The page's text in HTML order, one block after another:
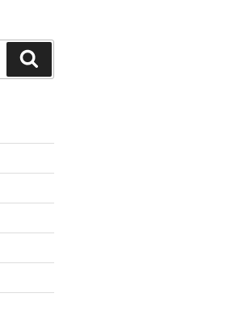
索